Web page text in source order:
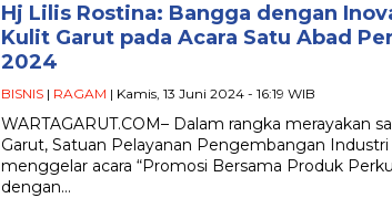
Hj Lilis Rostina: Bangga dengan
Kulit Garut pada Acara Satu Abad
2024
BISNIS | RAGAM | Kamis, 13 Juni 2024 - 16:19 WIB
WARTAGARUT.COM– Dalam rangka merayakan
Garut, Satuan Pelayanan Pengembangan
menggelar acara “Promosi Bersama Produk
dengan…